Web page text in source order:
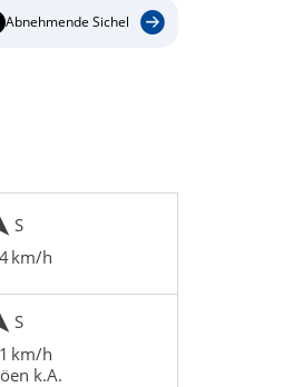
Abnehmende Sichel
S
km/h
S
km/h
k.A.